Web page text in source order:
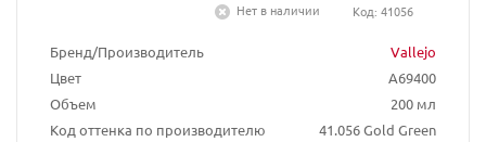
Бренд/Производитель
Vallejo
Цвет
A69400
Объем
200 мл
Код оттенка по производителю
41.056 Gold Green
Нет в наличии
Код: 41056